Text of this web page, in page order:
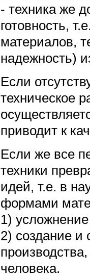
- техника же
готовность,
материалов,
надежность)
Если
техническое
приводит к
Если же все
техники
идей, т.е. в
формами
1)
2) создание и
человека.